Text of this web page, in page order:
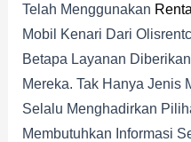
Telah Menggunakan
Mobil Kenari Dari
Betapa Layanan
Mereka. Tak Hanya Jenis
Selalu Menghadirkan
Membutuhkan Informasi